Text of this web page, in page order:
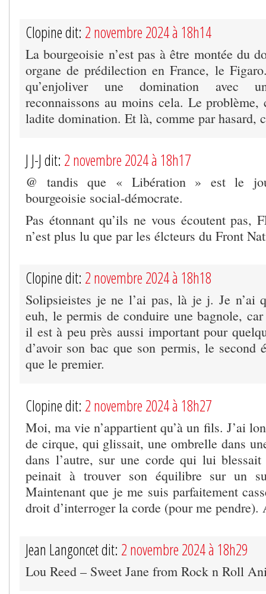
Clopine dit: 2 novembre 2024 à 18h14
La bourgeoisie n’est pas à être montée du
organe de prédilection en France, le
qu’enjoliver une domination avec
reconnaissons au moins cela. Le problème,
ladite domination. Et là, comme par hasard,
J J-J dit: 2 novembre 2024 à 18h17
@ tandis que « Libération » est le
bourgeoisie social-démocrate.
Pas étonnant qu’ils ne vous écoutent
n’est plus lu que par les élcteurs du Front
Clopine dit: 2 novembre 2024 à 18h18
Solipsieistes je ne l’ai pas, là je j. Je n’ai
euh, le permis de conduire une bagnole,
il est à peu près aussi important pour
d’avoir son bac que son permis, le second
que le premier.
Clopine dit: 2 novembre 2024 à 18h27
Moi, ma vie n’appartient qu’à un fils. J’ai
de cirque, qui glissait, une ombrelle dans
dans l’autre, sur une corde qui lui
peinait à trouver son équilibre sur un
Maintenant que je me suis parfaitement
droit d’interroger la corde (pour me pendre).
Jean Langoncet dit: 2 novembre 2024 à 18h29
Lou Reed – Sweet Jane from Rock n Roll